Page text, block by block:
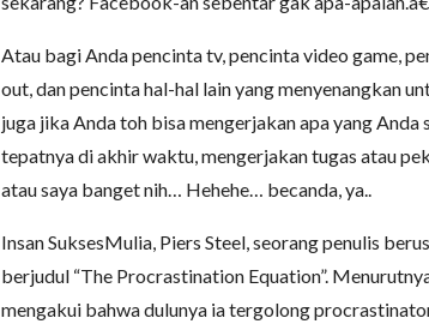
Atau bagi Anda pencinta tv, pencinta video game,
out, dan pencinta hal-hal lain yang menyenangkan
juga jika Anda toh bisa mengerjakan apa yang Anda
tepatnya di akhir waktu, mengerjakan tugas atau
atau saya banget nih… Hehehe… becanda, ya..
Insan SuksesMulia, Piers Steel, seorang penulis
berjudul “The Procrastination Equation”.
mengakui bahwa dulunya ia tergolong